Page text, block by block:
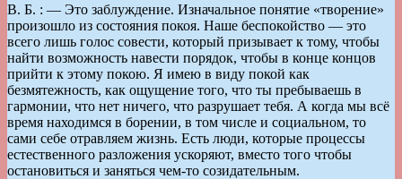
В. Б. : — Это заблуждение. Изначальное понятие «творение»
произошло из состояния покоя. Наше беспокойство — это
всего лишь голос совести, который призывает к тому, чтобы
найти возможность навести порядок, чтобы в конце концов
прийти к этому покою. Я имею в виду покой как
безмятежность, как ощущение того, что ты пребываешь в
гармонии, что нет ничего, что разрушает тебя. А когда мы всё
время находимся в борении, в том числе и социальном, то
сами себе отравляем жизнь. Есть люди, которые процессы
естественного разложения ускоряют, вместо того чтобы
остановиться и заняться чем-то созидательным.